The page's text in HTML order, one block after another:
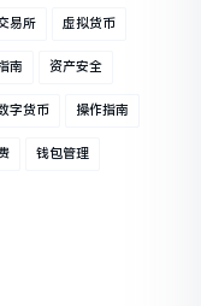
易所 虚拟货币
南 资产安全
字货币 操作指南
钱包管理